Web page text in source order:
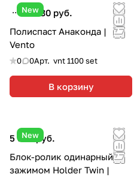
New
26 380 руб.
Полиспаст Анаконда |
Vento
0 0Арт. vnt 1100 set
В корзину
New
5 590 руб.
Блок-ролик одинарный с
зажимом Holder Twin |